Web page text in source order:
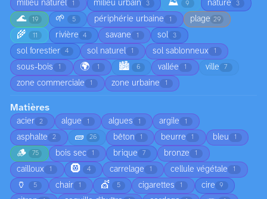
milieu naturel 1 milieu urbain 3 ⛰️ 9 nature 3
🌊 19 🌱 5 périphérie urbaine 1 plage 29
🌾 11 rivière 4 savane 1 sol 3
sol forestier 4 sol naturel 1 sol sablonneux 1
sous-bois 1 🌍 1 🏙️ 6 vallée 1 ville 7
zone commerciale 1 zone urbaine 1
Matières
acier 2 algue 1 algues 1 argile 1
asphalte 2 🧱 26 bêton 1 beurre 1 bleu 1
🪵 75 bois sec 1 brique 7 bronze 1
cailloux 1 🛞 4 carrelage 1 cellule végétale 1
🏺 5 chair 1 💇 5 cigarettes 1 cire 9